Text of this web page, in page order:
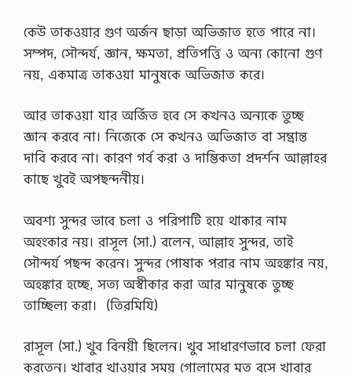
কেউ তাকওয়ার গুণ অর্জন ছাড়া অভিজাত হতে পারে না।
সম্পদ, সৌন্দর্য, জ্ঞান, ক্ষমতা, প্রতিপত্তি ও অন্য কোনো গুণ
নয়, একমাত্র তাকওয়া মানুষকে অভিজাত করে।
আর তাকওয়া যার অর্জিত হবে সে কখনও অন্যকে তুচ্ছ
জ্ঞান করবে না। নিজেকে সে কখনও অভিজাত বা সম্ভ্রান্ত
দাবি করবে না। কারণ গর্ব করা ও দাম্ভিকতা প্রদর্শন আল্লাহর
কাছে খুবই অপছন্দনীয়।
অবশ্য সুন্দর ভাবে চলা ও পরিপাটি হয়ে থাকার নাম
অহংকার নয়। রাসূল (সা.) বলেন, আল্লাহ সুন্দর, তাই
সৌন্দর্য পছন্দ করেন। সুন্দর পোষাক পরার নাম অহঙ্কার নয়,
অহঙ্কার হচ্ছে, সত্য অস্বীকার করা আর মানুষকে তুচ্ছ
তাচ্ছিল্য করা। (তিরমিযি)
রাসূল (সা.) খুব বিনয়ী ছিলেন। খুব সাধারণভাবে চলা ফেরা
করতেন। খাবার খাওয়ার সময় গোলামের মত বসে খাবার